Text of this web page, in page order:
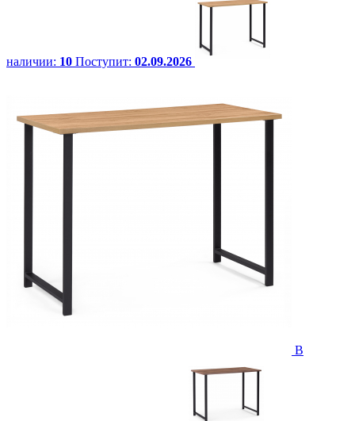
наличии: 10 Поступит: 02.09.2026
В